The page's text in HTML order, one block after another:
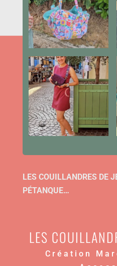
LES COUILLANDRES DE
PÉTANQUE…
LES
Création